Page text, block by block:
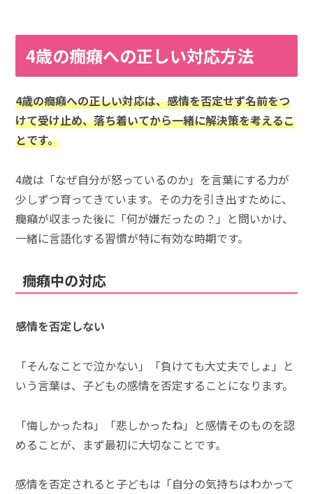
4歳の癇癪への正しい対応方法
4歳の癇癪への正しい対応は、感情を否定せず名前をつ
けて受け止め、落ち着いてから一緒に解決策を考えるこ
とです。
4歳は「なぜ自分が怒っているのか」を言葉にする力が
少しずつ育ってきています。その力を引き出すために、
癇癪が収まった後に「何が嫌だったの？」と問いかけ、
一緒に言語化する習慣が特に有効な時期です。
癇癪中の対応
感情を否定しない
「そんなことで泣かない」「負けても大丈夫でしょ」と
いう言葉は、子どもの感情を否定することになります。
「悔しかったね」「悲しかったね」と感情そのものを認
めることが、まず最初に大切なことです。
感情を否定されると子どもは「自分の気持ちはわかって